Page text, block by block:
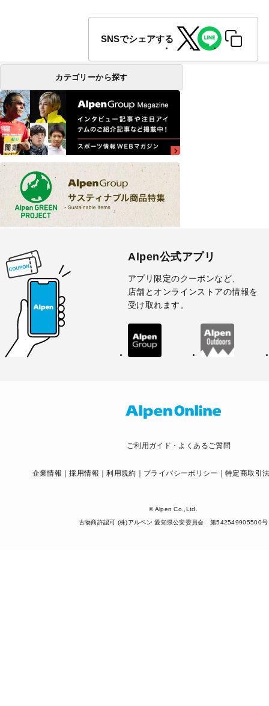
SNSでシェアする
カテゴリーから探す
Alpen公式アプリ
アプリ限定のクーポンなど、
店舗とオンラインストアの情報を
受け取れます。
ご利用ガイド・よくあるご質問
企業情報 採用情報 利用規約 プライバシーポリシー 特定商取引
© Alpen Co.,Ltd.
古物商許認可 (株)アルペン 愛知県公安委員会 第542549905500号